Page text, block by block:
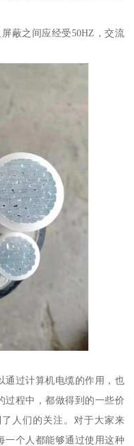
蔽之间应经受50HZ，交流
通过计算机电缆的作用，也
过程中，都做得到的一些价
人们的关注。对于大家来
一个人都能够通过使用这种